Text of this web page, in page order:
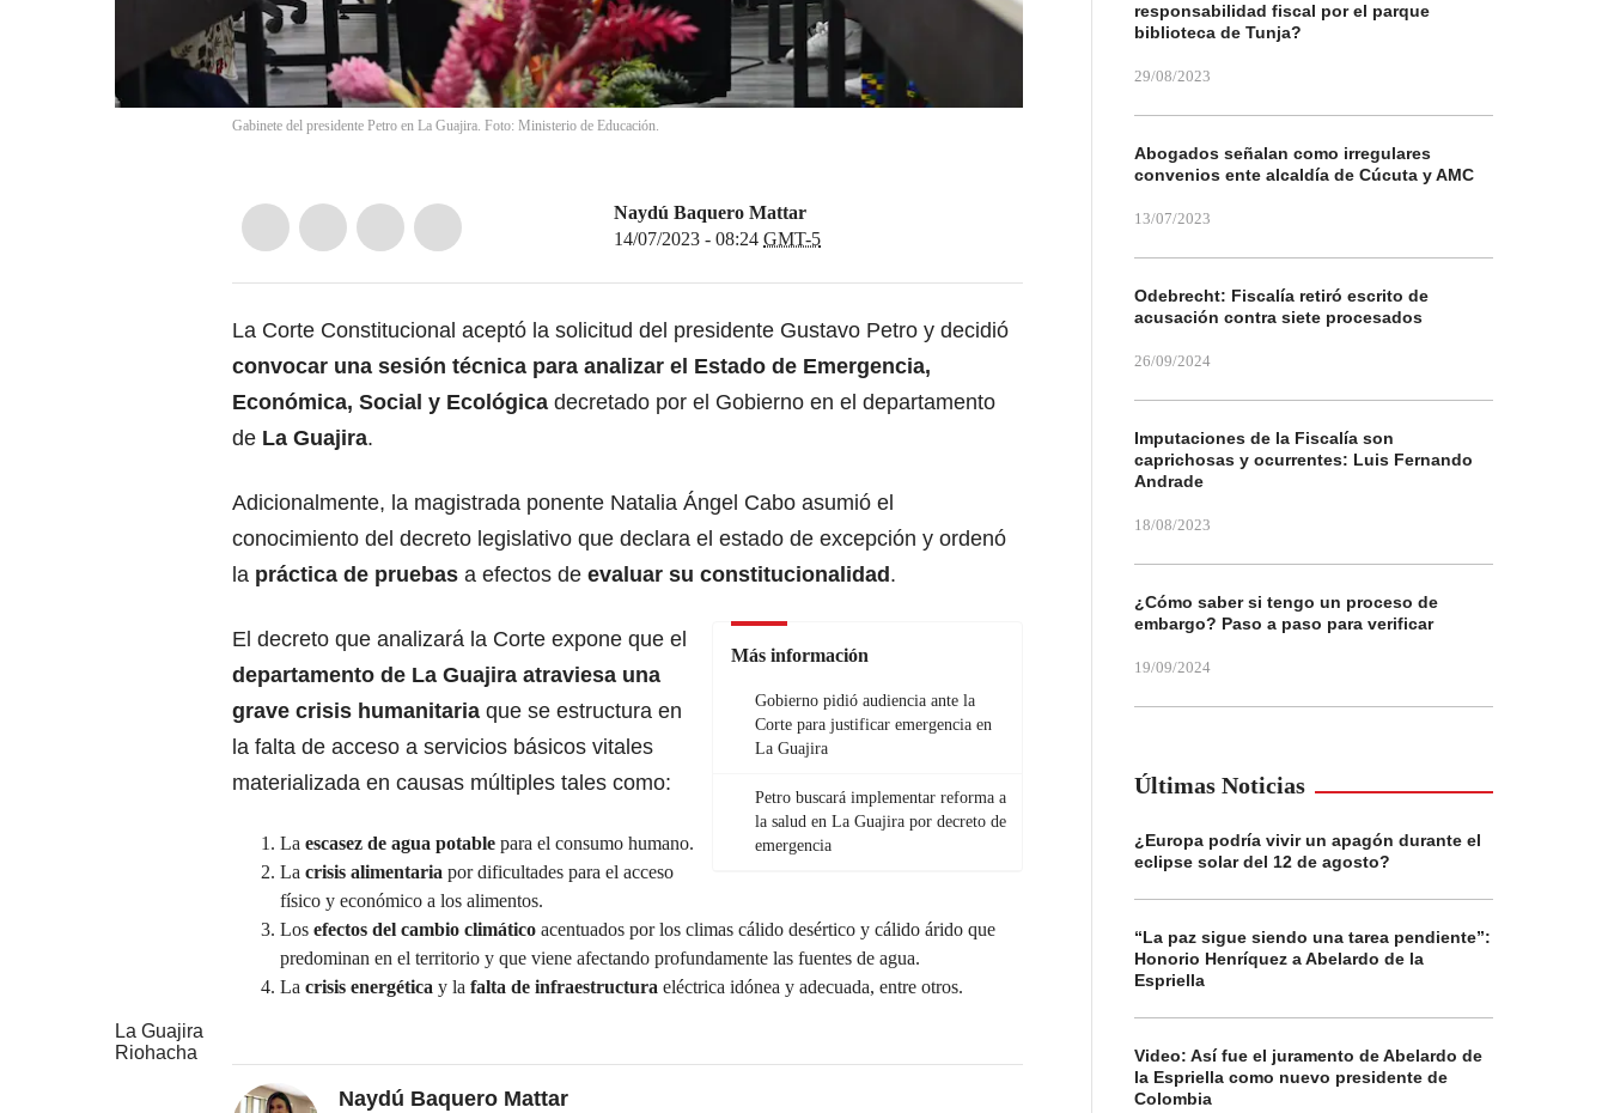
Gabinete del presidente Petro en La Guajira. Foto: Ministerio de Educación.
Naydú Baquero Mattar
14/07/2023 - 08:24 GMT-5
La Corte Constitucional aceptó la solicitud del presidente Gustavo Petro y decidió
convocar una sesión técnica para analizar el Estado de Emergencia,
Económica, Social y Ecológica decretado por el Gobierno en el departamento
de La Guajira.
Adicionalmente, la magistrada ponente Natalia Ángel Cabo asumió el
conocimiento del decreto legislativo que declara el estado de excepción y ordenó
la práctica de pruebas a efectos de evaluar su constitucionalidad .
Más información
Gobierno pidió audiencia ante la
Corte para justificar emergencia en
La Guajira
Petro buscará implementar reforma a
la salud en La Guajira por decreto de
emergencia
El decreto que analizará la Corte expone que el
departamento de La Guajira atraviesa una
grave crisis humanitaria que se estructura en
la falta de acceso a servicios básicos vitales
materializada en causas múltiples tales como:
La escasez de agua potable para el consumo humano.
La crisis alimentaria por dificultades para el acceso
físico y económico a los alimentos.
Los efectos del cambio climático acentuados por los climas cálido desértico y cálido árido que
predominan en el territorio y que viene afectando profundamente las fuentes de agua.
La crisis energética y la falta de infraestructura eléctrica idónea y adecuada, entre otros.
La Guajira
Riohacha
Naydú Baquero Mattar
responsabilidad fiscal por el parque
biblioteca de Tunja?
29/08/2023
Abogados señalan como irregulares
convenios ente alcaldía de Cúcuta y AMC
13/07/2023
Odebrecht: Fiscalía retiró escrito de
acusación contra siete procesados
26/09/2024
Imputaciones de la Fiscalía son
caprichosas y ocurrentes: Luis Fernando
Andrade
18/08/2023
¿Cómo saber si tengo un proceso de
embargo? Paso a paso para verificar
19/09/2024
Últimas Noticias
¿Europa podría vivir un apagón durante el
eclipse solar del 12 de agosto?
“La paz sigue siendo una tarea pendiente”:
Honorio Henríquez a Abelardo de la
Espriella
Video: Así fue el juramento de Abelardo de
la Espriella como nuevo presidente de
Colombia